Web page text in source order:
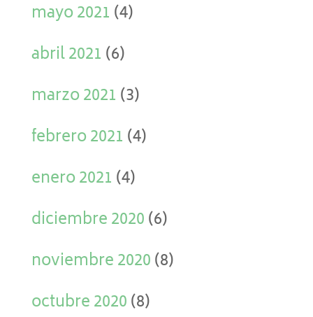
mayo 2021 (4)
abril 2021 (6)
marzo 2021 (3)
febrero 2021 (4)
enero 2021 (4)
diciembre 2020(6)
noviembre 2020(8)
octubre 2020(8)